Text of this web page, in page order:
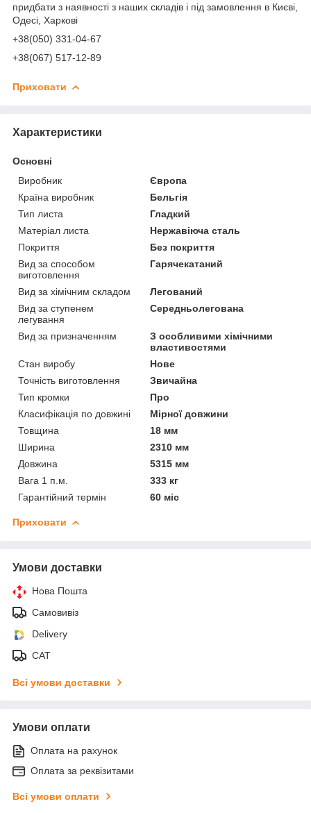
придбати з наявності з наших складів і під замовлення в Києві,
Одесі, Харкові
+38(050) 331-04-67
+38(067) 517-12-89
Приховати
Характеристики
Основні
Виробник
Європа
Країна виробник
Бельгія
Тип листа
Гладкий
Матеріал листа
Нержавіюча сталь
Покриття
Без покриття
Вид за способом
виготовлення
Гарячекатаний
Вид за хімічним складом
Легований
Вид за ступенем
легування
Середньолегована
Вид за призначенням
З особливими хімічними
властивостями
Стан виробу
Нове
Точність виготовлення
Звичайна
Тип кромки
Про
Класифікація по довжині
Мірної довжини
Товщина
18 мм
Ширина
2310 мм
Довжина
5315 мм
Вага 1 п.м.
333 кг
Гарантійний термін
60 міс
Приховати
Умови доставки
Нова Пошта
Самовивіз
Delivery
САТ
Всі умови доставки
Умови оплати
Оплата на рахунок
Оплата за реквізитами
Всі умови оплати